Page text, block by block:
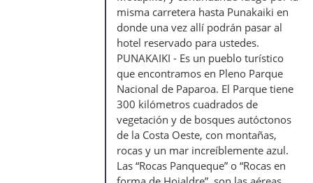
misma carretera hasta Punakaiki en
donde una vez allí podrán pasar al
hotel reservado para ustedes.
PUNAKAIKI - Es un pueblo turístico
que encontramos en Pleno Parque
Nacional de Paparoa. El Parque tiene
300 kilómetros cuadrados de
vegetación y de bosques autóctonos
de la Costa Oeste, con montañas,
rocas y un mar increíblemente azul.
Las “Rocas Panqueque” o “Rocas en